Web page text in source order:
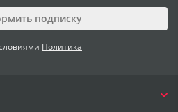
подписку
Политика